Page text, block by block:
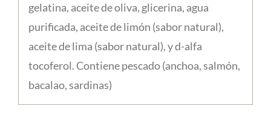
gelatina, aceite de oliva, glicerina, agua
purificada, aceite de limón (sabor natural),
aceite de lima (sabor natural), y d-alfa
tocoferol. Contiene pescado (anchoa, salmón,
bacalao, sardinas)